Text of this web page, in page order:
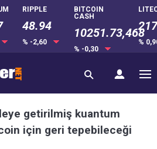
RIPPLE
48.94
% -2,60
BITCOIN
CASH
10251.73,468
% -0,30
%
getirilmiş kuantum
için geri tepebileceği